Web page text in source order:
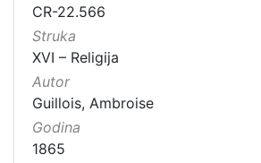
CR-22.566
Struka
XVI – Religija
Autor
Guillois, Ambroise
Godina
1865